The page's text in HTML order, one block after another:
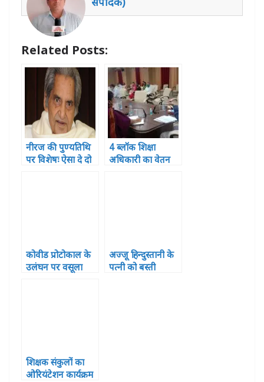
p
p
o
o
k
g n
Related Posts:
नीरज की पुण्यतिथि
पर विशेषः ऐसा दे दो
4 ब्लॉक शिक्षा
अधिकारी का वेतन
कोवीड प्रोटोकाल के
उलंघन पर वसूला
अज्जू हिन्दुस्तानी के
पत्नी को बस्ती
शिक्षक संकुलों का
ओरियंटेशन कार्यक्रम